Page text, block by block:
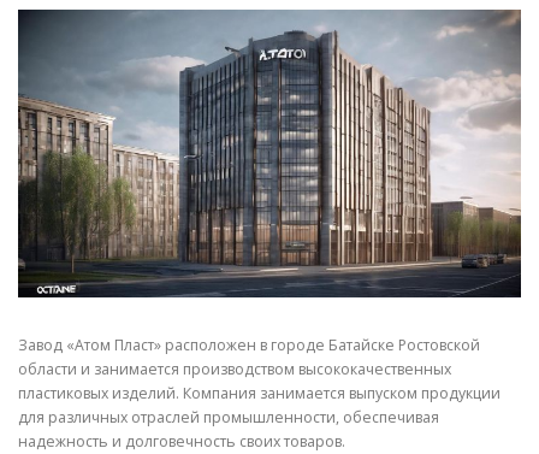
СВОЙСТВА МЕТАЛЛОВ СОРТА МЕТАЛЛОВ
СТАТЬИ
Завод «Атом Пласт» расположен в городе Батайске Ростовской
области и занимается производством высококачественных
пластиковых изделий. Компания занимается выпуском продукции
для различных отраслей промышленности, обеспечивая
надежность и долговечность своих товаров.